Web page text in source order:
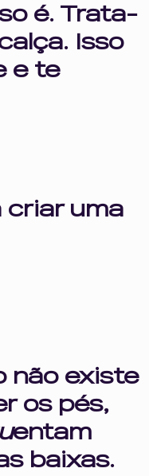
emociona
é. Trata-
Isso
e te
criar uma
não existe
os pés,
entam
baixas.